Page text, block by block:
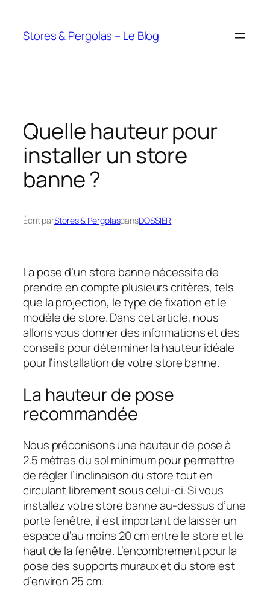
contenu
Stores & Pergolas – Le Blog
Quelle hauteur pour
installer un store
banne ?
Écrit parStores & PergolasdansDOSSIER
La pose d’un store banne nécessite de
prendre en compte plusieurs critères, tels
que la projection, le type de fixation et le
modèle de store. Dans cet article, nous
allons vous donner des informations et des
conseils pour déterminer la hauteur idéale
pour l’installation de votre store banne.
La hauteur de pose
recommandée
Nous préconisons une hauteur de pose à
2.5 mètres du sol minimum pour permettre
de régler l’inclinaison du store tout en
circulant librement sous celui-ci. Si vous
installez votre store banne au-dessus d’une
porte fenêtre, il est important de laisser un
espace d’au moins 20 cm entre le store et le
haut de la fenêtre. L’encombrement pour la
pose des supports muraux et du store est
d’environ 25 cm.